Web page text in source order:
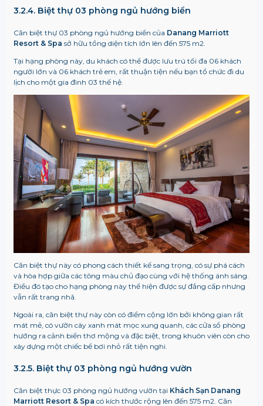
3.2.4. Biệt thự 03 phòng ngủ hướng biển
Căn biệt thự 03 phòng ngủ hướng biển của Danang Marriott
Resort & Spa sở hữu tổng diện tích lớn lên đến 575 m2.
Tại hạng phòng này, du khách có thể được lưu trú tối đa 06 khách
người lớn và 06 khách trẻ em, rất thuận tiện nếu bạn tổ chức đi du
lịch cho một gia đình 03 thế hệ.
Căn biệt thự này có phong cách thiết kế sang trọng, có sự phá cách
và hòa hợp giữa các tông màu chủ đạo cùng với hệ thống ánh sáng.
Điều đó tạo cho hạng phòng này thể hiện được sự đẳng cấp nhưng
vẫn rất trang nhã.
Ngoài ra, căn biệt thự này còn có điểm cộng lớn bởi không gian rất
mát mẻ, có vườn cây xanh mát mọc xung quanh, các cửa sổ phòng
hướng ra cảnh biển thơ mộng và đặc biệt, trong khuôn viên còn cho
xây dựng một chiếc bể bơi nhỏ rất tiện nghi.
3.2.5. Biệt thự 03 phòng ngủ hướng vườn
Căn biệt thực 03 phòng ngủ hướng vườn tại Khách Sạn Danang
Marriott Resort & Spa có kích thước rộng lên đến 575 m2. Căn